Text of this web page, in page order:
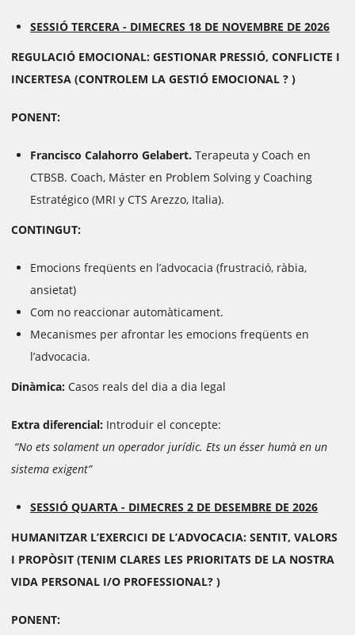
SESSIÓ TERCERA - DIMECRES 18 DE NOVEMBRE DE 2026
REGULACIÓ EMOCIONAL: GESTIONAR PRESSIÓ, CONFLICTE I
INCERTESA (CONTROLEM LA GESTIÓ EMOCIONAL ? )
PONENT:
Francisco Calahorro Gelabert. Terapeuta y Coach en
CTBSB. Coach, Máster en Problem Solving y Coaching
Estratégico (MRI y CTS Arezzo, Italia).
CONTINGUT:
Emocions freqüents en l’advocacia (frustració, ràbia,
ansietat)
Com no reaccionar automàticament.
Mecanismes per afrontar les emocions freqüents en
l’advocacia.
Dinàmica: Casos reals del dia a dia legal
Extra diferencial: Introduir el concepte:
“No ets solament un operador jurídic. Ets un ésser humà en un
sistema exigent”
SESSIÓ QUARTA - DIMECRES 2 DE DESEMBRE DE 2026
HUMANITZAR L’EXERCICI DE L’ADVOCACIA: SENTIT, VALORS
I PROPÒSIT (TENIM CLARES LES PRIORITATS DE LA NOSTRA
VIDA PERSONAL I/O PROFESSIONAL? )
PONENT: